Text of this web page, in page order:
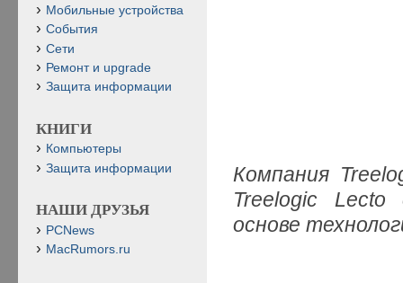
Компания
Treelogic
основе
Мобильные устройства
События
Сети
Ремонт и upgrade
Защита информации
КНИГИ
Компьютеры
Защита информации
НАШИ ДРУЗЬЯ
PCNews
MacRumors.ru